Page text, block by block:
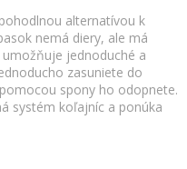
alternatívou k
nemá diery, ale má
jednoduché a
zasuniete do
spony ho odopnete.
systém koľajníc a ponúka